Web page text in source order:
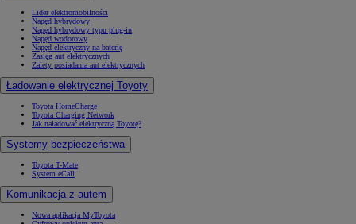
Lider elektromobilności
Napęd hybrydowy
Napęd hybrydowy typu plug-in
Napęd wodorowy
Napęd elektryczny na baterię
Zasięg aut elektrycznych
Zalety posiadania aut elektrycznych
Ładowanie elektrycznej Toyoty
Toyota HomeCharge
Toyota Charging Network
Jak naładować elektryczną Toyotę?
Systemy bezpieczeństwa
Toyota T-Mate
System eCall
Komunikacja z autem
Nowa aplikacja MyToyota